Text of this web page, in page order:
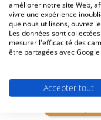
améliorer notre site Web,
vivre une expérience
que nous utilisons, ouvrez
Les données sont
mesurer l'efficacité des
être partagées avec
Accepter tout